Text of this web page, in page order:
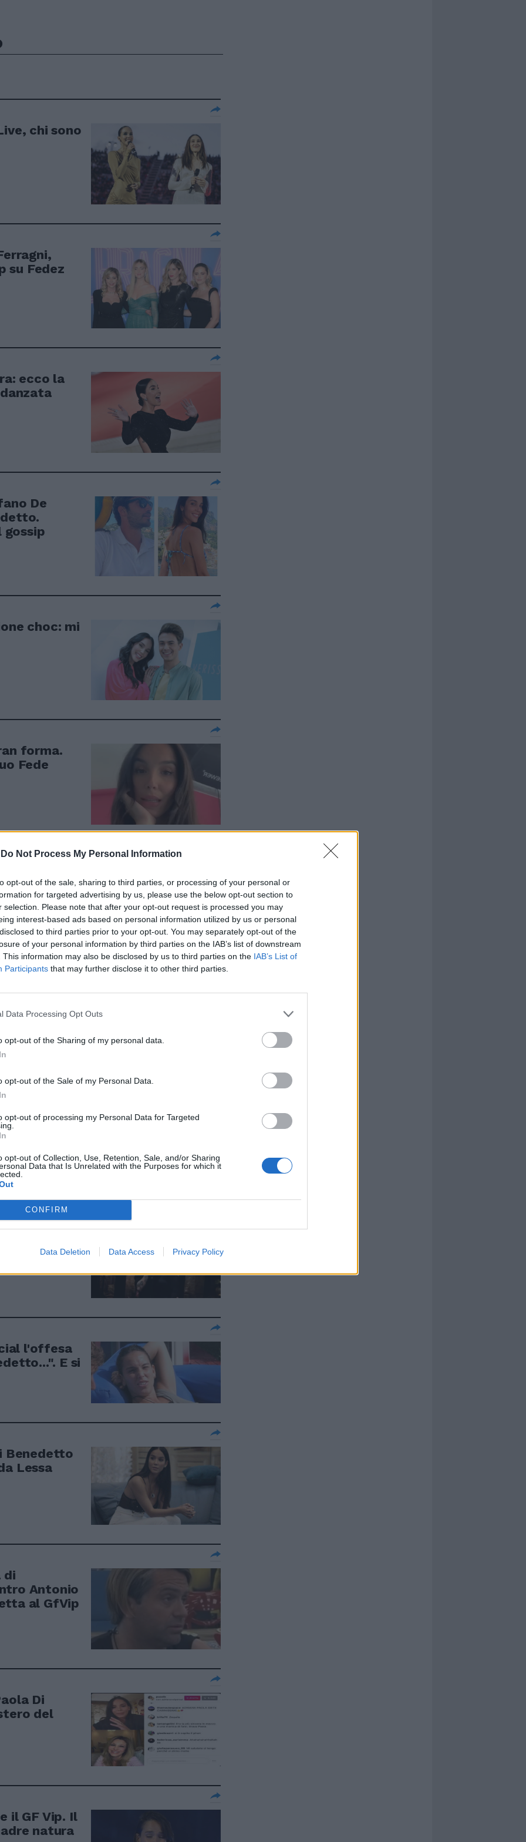
Do Not Process My Personal Information
opt-out of the sale, sharing to third parties, or processing of your personal or
for targeted advertising by us, please use the below opt-out section to
selection. Please note that after your opt-out request is processed you may
interest-based ads based on personal information utilized by us or personal
to third parties prior to your opt-out. You may separately opt-out of the
of your personal information by third parties on the IAB’s list of downstream
This information may also be disclosed by us to third parties on the IAB’s List of
Participants that may further disclose it to other third parties.
Data Processing Opt Outs
opt-out of the Sharing of my personal data.
opt-out of the Sale of my Personal Data.
opt-out of processing my Personal Data for Targeted
opt-out of Collection, Use, Retention, Sale, and/or Sharing
Data that Is Unrelated with the Purposes for which it
CONFIRM
Data Deletion Data Access Privacy Policy
chi sono
su Fedez
ecco la
De
gossip
choc: mi
forma.
Fede
Rossi.
Vip: la
Elia
il
Denver e il
il GfVip.
l'offesa
E si
Benedetto
Lessa
di
Antonio
al GfVip
Di
del
il GF Vip. Il
natura